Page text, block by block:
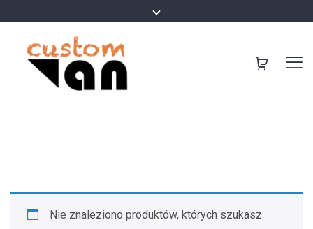
Nie znaleziono produktów, których szukasz.